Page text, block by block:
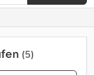
(5)